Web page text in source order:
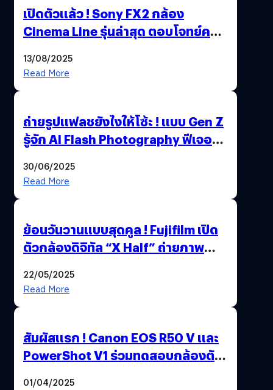
เปิดตัวแล้ว ! Sony FX2 กล้อง
Cinema Line รุ่นล่าสุด ตอบโจทย์ครี
13/08/2025
Read More
ถ่ายรูปแฟลชยังไงให้โซ้ะ ! แบบ Gen Z
รู้จัก AI Flash Photography ฟีเจอร์
30/06/2025
Read More
ย้อนวันวานแบบสุดคูล ! Fujifilm เปิด
ตัวกล้องดิจิทัล “X Half” ถ่ายภาพ
22/05/2025
Read More
สัมผัสแรก ! Canon EOS R50 V และ
PowerShot V1 ร่วมทดสอบกล้องตัว
01/04/2025